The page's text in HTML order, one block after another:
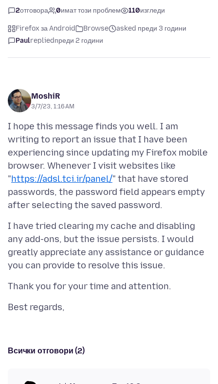
2отговора 0имат този проблем 110изгледи
Firefox за Android Browse
asked преди 3 години
Paulrepliedпреди 2 години
MoshiR
3/7/23, 1:16 AM
I hope this message finds you well. I am
writing to report an issue that I have been
experiencing since updating my Firefox mobile
browser. Whenever I visit websites like
"https://adsl.tci.ir/panel/" that have stored
passwords, the password field appears empty
I have tried clearing my cache and disabling
any add-ons, but the issue persists. I would
greatly appreciate any assistance or guidance
Всички отговори (2)